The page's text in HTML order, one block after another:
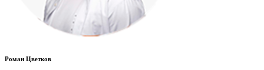
Роман Цветков